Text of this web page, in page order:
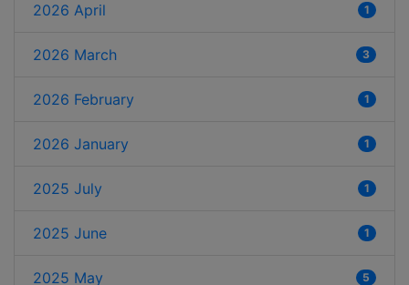
2026 April 1
2026 March 3
2026 February 1
2026 January 1
2025 July 1
2025 June 1
2025 May 5